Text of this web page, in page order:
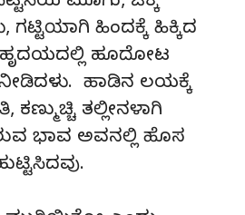
ಗಟ್ಟಿಯಾಗಿ ಹಿಂದಕ್ಕೆ ಹಿಕ್ಕಿದ
ಹೃದಯದಲ್ಲಿ ಹೂದೋಟ
ಹಾಡಿನ ಲಯಕ್ಕೆ
ಕಣ್ಮುಚ್ಚಿ ತಲ್ಲೀನಳಾಗಿ
ಭಾವ ಅವನಲ್ಲಿ ಹೊಸ